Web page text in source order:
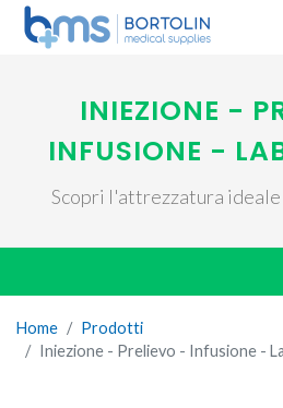
INIEZIONE -
INFUSIONE -
Scopri l'attrezzatura ideale
Home
Prodotti
Iniezione - Prelievo - Infusione -